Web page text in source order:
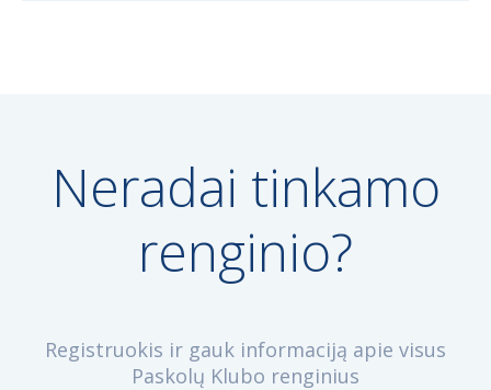
Neradai tinkamo
renginio?
Registruokis ir gauk informaciją apie visus
Paskolų Klubo renginius